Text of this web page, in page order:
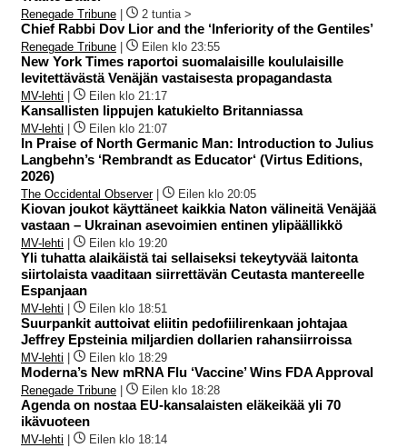
Renegade Tribune 2 tuntia >
Chief Rabbi Dov Lior and the ‘Inferiority of the Gentiles’
Renegade Tribune Eilen klo 23:55
New York Times raportoi suomalaisille koululaisille
levitettävästä Venäjän vastaisesta propagandasta
MV-lehti Eilen klo 21:17
Kansallisten lippujen katukielto Britanniassa
MV-lehti Eilen klo 21:07
In Praise of North Germanic Man: Introduction to Julius
Langbehn’s ‘Rembrandt as Educator‘ (Virtus Editions,
2026)
The Occidental Observer| Eilen klo 20:05
Kiovan joukot käyttäneet kaikkia Naton välineitä Venäjää
vastaan – Ukrainan asevoimien entinen ylipäällikkö
MV-lehti Eilen klo 19:20
Yli tuhatta alaikäistä tai sellaiseksi tekeytyvää laitonta
siirtolaista vaaditaan siirrettävän Ceutasta mantereelle
Espanjaan
MV-lehti Eilen klo 18:51
Suurpankit auttoivat eliitin pedofiilirenkaan johtajaa
Jeffrey Epsteinia miljardien dollarien rahansiirroissa
MV-lehti Eilen klo 18:29
Moderna’s New mRNA Flu ‘Vaccine’ Wins FDA Approval
Renegade Tribune Eilen klo 18:28
Agenda on nostaa EU-kansalaisten eläkeikää yli 70
ikävuoteen
MV-lehti Eilen klo 18:14